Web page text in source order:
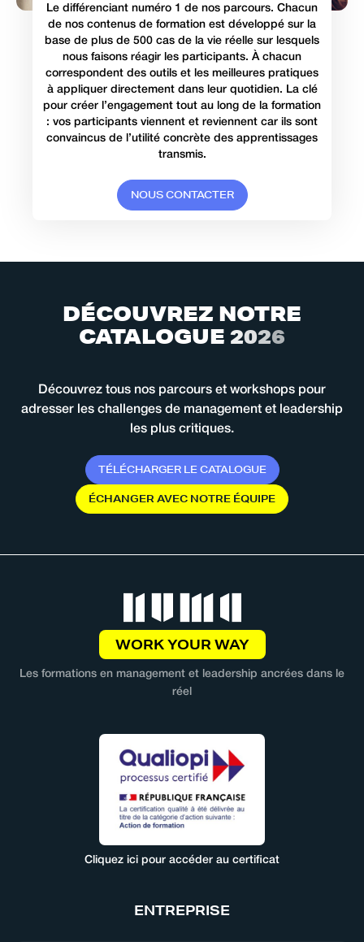
Le différenciant numéro 1 de nos parcours. Chacun
de nos contenus de formation est développé sur la
base de plus de 500 cas de la vie réelle sur lesquels
nous faisons réagir les participants. À chacun
correspondent des outils et les meilleures pratiques
à appliquer directement dans leur quotidien. La clé
pour créer l’engagement tout au long de la formation
: vos participants viennent et reviennent car ils sont
convaincus de l’utilité concrète des apprentissages
transmis.
NOUS CONTACTER
DÉCOUVREZ NOTRE
CATALOGUE 2026
Découvrez tous nos parcours et workshops pour
adresser les challenges de management et leadership
les plus critiques.
TÉLÉCHARGER LE CATALOGUE
ÉCHANGERAVEC NOTRE ÉQUIPE
WORK YOUR WAY
Les formations en management et leadership ancrées dans le
réel
Cliquez ici pour accéder au certificat
ENTREPRISE